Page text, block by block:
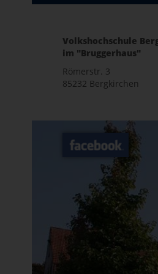
Volkshochschule
im "Bruggerhaus"
Römerstr. 3
85232 Bergkirchen